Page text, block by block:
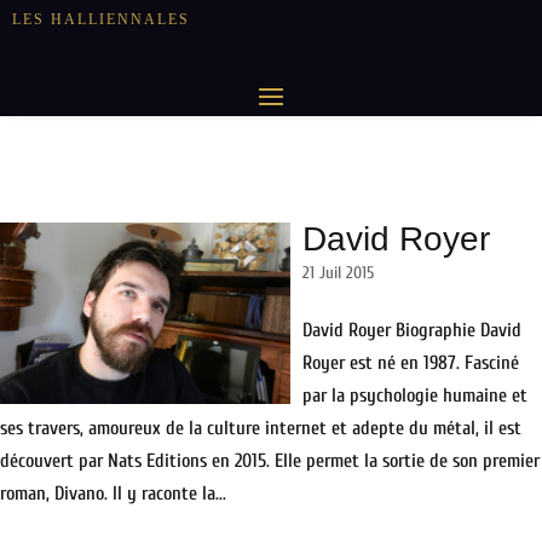
LES HALLIENNALES
David Royer
21 Juil 2015
David Royer Biographie David
Royer est né en 1987. Fasciné
par la psychologie humaine et
ses travers, amoureux de la culture internet et adepte du métal, il est
découvert par Nats Editions en 2015. Elle permet la sortie de son premier
roman, Divano. Il y raconte la...